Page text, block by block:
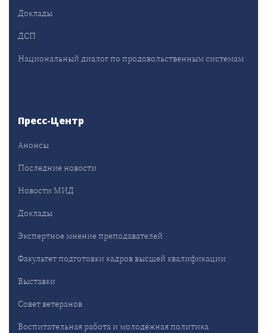
Доклады
ДСП
Национальный диалог по продовольственным системам
Пресс-Центр
Анонсы
Последние новости
Новости МИД
Доклады
Экспертное мнение преподавателей
Факультет подготовки кадров высшей квалификации
Выставки
Совет ветеранов
Воспитательная работа и молодёжная политика